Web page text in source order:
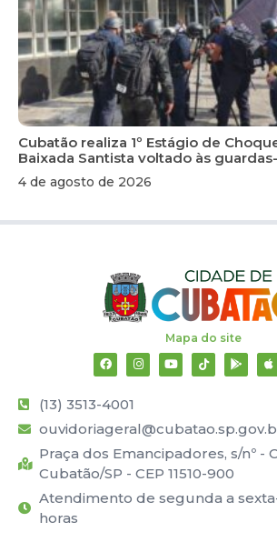
Cubatão realiza 1º Estágio de
Baixada Santista voltado às
4 de agosto de 2026
Mapa do site
(13) 3513-4001
Praça dos Emancipadores, s/nº -
Cubatão/SP - CEP 11510-900
Atendimento de segunda a
horas